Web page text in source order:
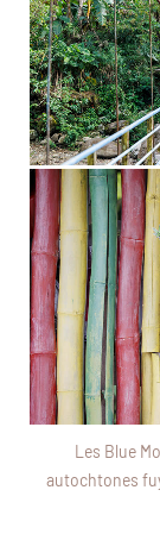
Les Blue
autochtones